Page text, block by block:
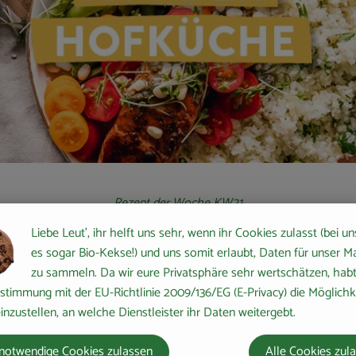
Rezept der Woche KW21
Spinat-Frittata mit
Zu den Rezepten
Liebe Leut', ihr helft uns sehr, wenn ihr Cookies zulasst (bei
es sogar Bio-Kekse!) und uns somit erlaubt, Daten für unser
zu sammeln. Da wir eure Privatsphäre sehr wertschätzen,
mit der EU-Richtlinie 2009/136/EG (E-Privacy) die
an welche Dienstleister ihr Daten weitergebt.
Cookies zulassen Alle Cookies